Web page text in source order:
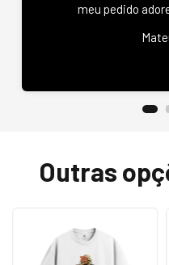
meu pedido
Outras